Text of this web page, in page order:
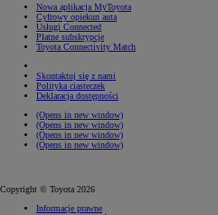
Nowa aplikacja MyToyota
Cyfrowy opiekun auta
Usługi Connected
Płatne subskrypcje
Toyota Connectivity Match
Skontaktuj się z nami
Polityka ciasteczek
Deklaracja dostępności
(Opens in new window)
(Opens in new window)
(Opens in new window)
(Opens in new window)
Copyright © Toyota 2026
Informacje prawne